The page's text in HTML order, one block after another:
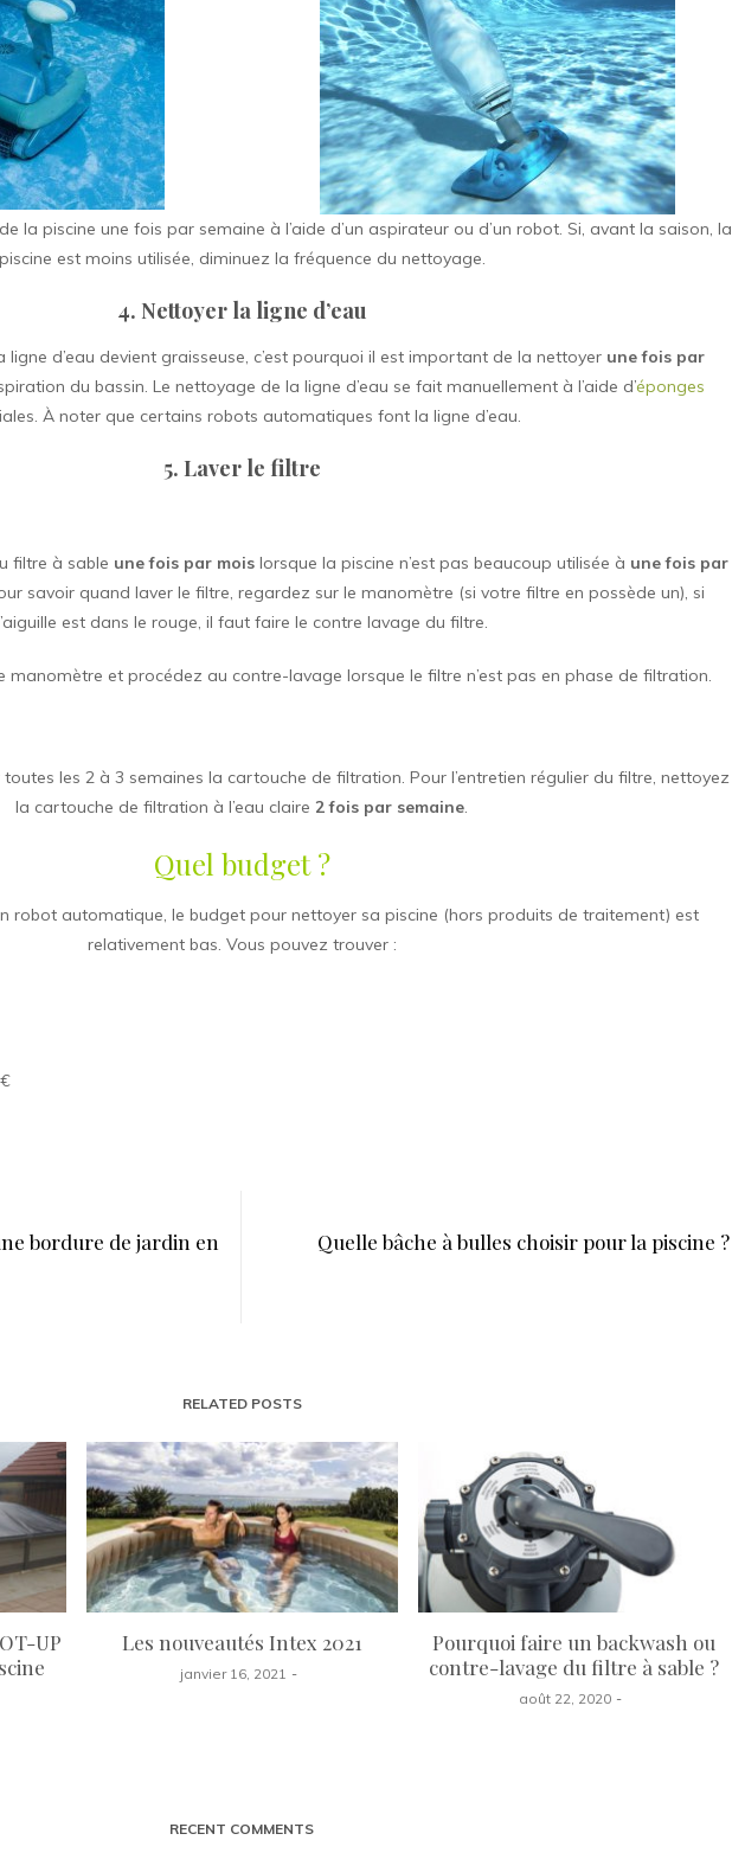
la piscine une fois par semaine à l’aide d’un aspirateur ou d’un robot. Si, avant la saison, la
piscine est moins utilisée, diminuez la fréquence du nettoyage.
4. Nettoyer la ligne d’eau
ligne d’eau devient graisseuse, c’est pourquoi il est important de la nettoyer une fois par
du bassin. Le nettoyage de la ligne d’eau se fait manuellement à l’aide d’éponges
À noter que certains robots automatiques font la ligne d’eau.
5. Laver le filtre
filtre à sable une fois par mois lorsque la piscine n’est pas beaucoup utilisée à une fois par
savoir quand laver le filtre, regardez sur le manomètre (si votre filtre en possède un), si
est dans le rouge, il faut faire le contre lavage du filtre.
manomètre et procédez au contre-lavage lorsque le filtre n’est pas en phase de filtration.
les 2 à 3 semaines la cartouche de filtration. Pour l’entretien régulier du filtre, nettoyez
la cartouche de filtration à l’eau claire 2 fois par semaine.
Quel budget ?
robot automatique, le budget pour nettoyer sa piscine (hors produits de traitement) est
relativement bas. Vous pouvez trouver :
bordure de jardin en
Quelle bâche à bulles choisir pour la piscine ?
RELATED POSTS
UP
Les nouveautés Intex 2021
janvier 16, 2021
Pourquoi faire un backwash ou
contre-lavage du filtre à sable ?
août 22, 2020
RECENT COMMENTS